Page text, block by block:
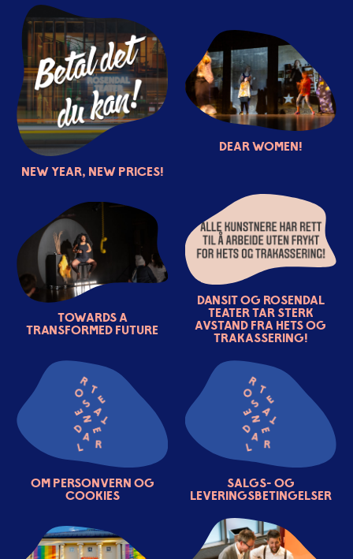
New year, new prices!
Dear women!
Towards a
transformed future
DansiT og Rosendal
Teater tar sterk
avstand fra hets og
trakassering!
Om personvern og
cookies
Salgs- og
leveringsbetingelser